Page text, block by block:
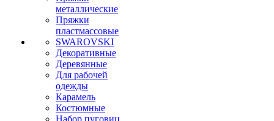
металлические
Пряжки
пластмассовые
SWAROVSKI
Декоративные
Деревянные
Для рабочей
одежды
Карамель
Костюмные
Набор пуговиц